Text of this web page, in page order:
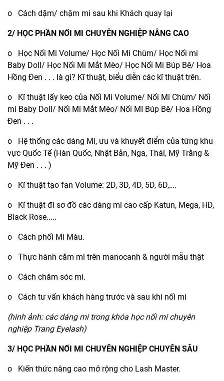
o Cách dặm/ chặm mi sau khi Khách quay lại
2/ HỌC PHẦN NỐI MI CHUYÊN NGHIỆP NÂNG CAO
o Học Nối Mi Volume/ Học Nối Mi Chùm/ Học Nối mi
Baby Doll / Học Nối Mi Mắt Mèo/ Học Nối Mi Búp Bê/ Hoa
Hồng Đen . . . là gì? Kĩ thuật, biểu diễn các kĩ thuật trên.
o Kĩ thuật lấy keo của Nối Mi Volume/ Nối Mi Chùm/ Nối
mi Baby Doll/ Nối Mi Mắt Mèo/ Nối MI Búp Bê/ Hoa Hồng
Đen . . .
o Hệ thống các dáng Mi, ưu và khuyết điểm của từng khu
vực Quốc Tế (Hàn Quốc, Nhật Bản, Nga, Thái, Mỹ Trắng &
Mỹ Đen . . . )
o Kĩ thuật tạo fan Volume: 2D, 3D, 4D, 5D, 6D,….
o Kĩ thuật đi sơ đồ các dáng mi cao cấp Katun, Mega, HD,
Black Rose.....
o Cách phối Mi Màu.
o Thực hành cắm mi trên manocanh & người mẫu thật
o Cách chăm sóc mi.
o Cách tư vấn khách hàng trước và sau khi nối mi
(hinh ảnh: các dáng mi trong khóa học nối mi chuyên
nghiệp Trang Eyelash)
3/ HỌC PHẦN NỐI MI CHUYÊN NGHIỆP CHUYÊN SÂU
o Kiến thức nâng cao mở rộng cho Lash Master.